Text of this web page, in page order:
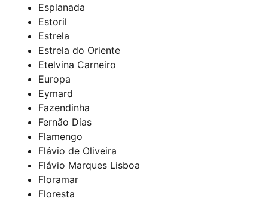
Esplanada
Estoril
Estrela
Estrela do Oriente
Etelvina Carneiro
Europa
Eymard
Fazendinha
Fernão Dias
Flamengo
Flávio de Oliveira
Flávio Marques Lisboa
Floramar
Floresta